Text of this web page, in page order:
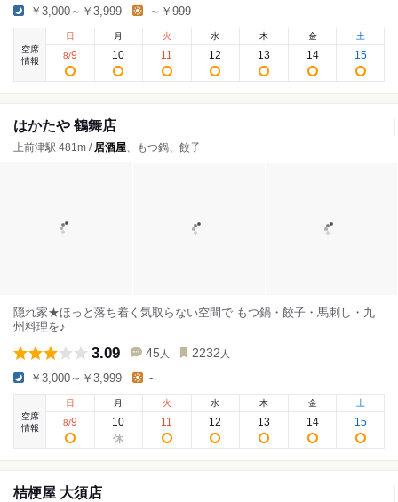
￥3,000～￥3,999 ～￥999
空席
情報
日
8/9
月
10
火
11
水
12
木
13
金
14
土
15
はかたや 鶴舞店
上前津駅 481m / 居酒屋、もつ鍋、餃子
隠れ家★ほっと落ち着く気取らない空間で もつ鍋・餃子・馬刺し・九
州料理を♪
3.09 45 人 2232 人
￥3,000～￥3,999 -
空席
情報
日
8/9
月
10
火
11
水
12
木
13
金
14
土
15
桔梗屋 大須店